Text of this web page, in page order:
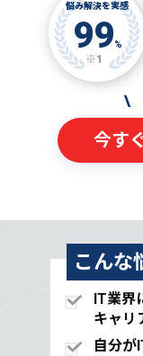
悩み解決を実感
99%
※1
\
今す
こんな
IT業界
キャリ
自分が